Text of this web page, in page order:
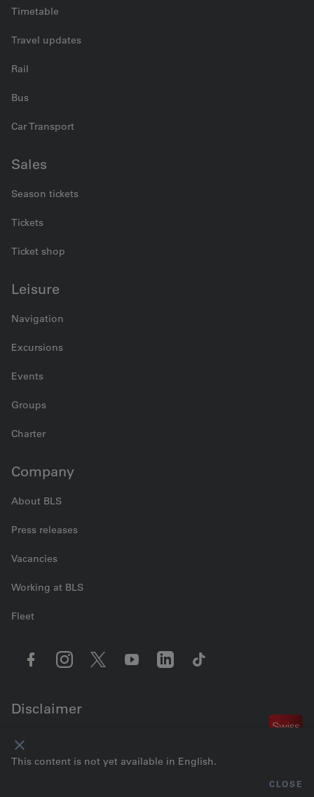
Timetable
Travel updates
Rail
Bus
Car Transport
Sales
Season tickets
Tickets
Ticket shop
Leisure
Navigation
Excursions
Events
Groups
Charter
Company
About BLS
Press releases
Vacancies
Working at BLS
Fleet
Disclaimer
Legal information
Imprint
© 2026 BLS AG
This content is not yet available in English.
CLOSE